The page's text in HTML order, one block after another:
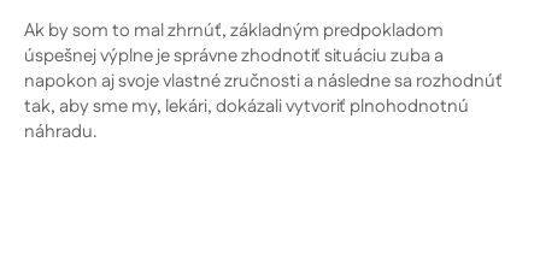
Ak by som to mal zhrnúť, základným predpokladom
úspešnej výplne je správne zhodnotiť situáciu zuba a
napokon aj svoje vlastné zručnosti a následne sa rozhodnúť
tak, aby sme my, lekári, dokázali vytvoriť plnohodnotnú
náhradu.